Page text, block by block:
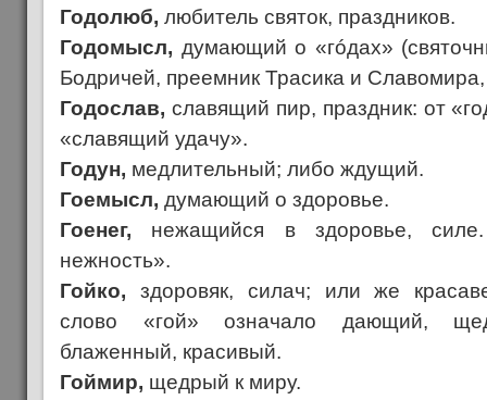
Годолюб, любитель святок, праздников.
Годомысл, думающий о «гóдах»
Бодричей, преемник Трасика и
Годослав, славящий пир, праздник: от
«славящий удачу».
Годун, медлительный; либо ждущий.
Гоемысл, думающий о здоровье.
Гоенег, нежащийся в здоровье,
нежность».
Гойко, здоровяк, силач; или же
слово «гой» означало дающий,
блаженный, красивый.
Гоймир, щедрый к миру.